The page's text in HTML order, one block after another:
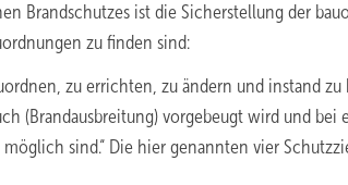
Brandschutzes ist die Sicherstellung der
zu finden sind:
zu errichten, zu ändern und instand
(Brandausbreitung) vorgebeugt wird und
sind.“ Die hier genannten vier